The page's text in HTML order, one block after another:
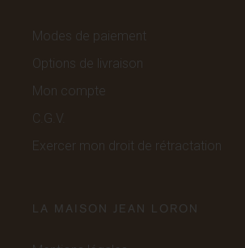
Modes de paiement
Options de livraison
Mon compte
C.G.V.
Exercer mon droit de rétractation
LA MAISON JEAN LORON